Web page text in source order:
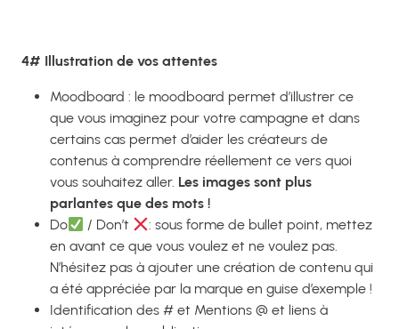
4# Illustration de vos attentes
Moodboard : le moodboard permet d’illustrer ce
que vous imaginez pour votre campagne et dans
certains cas permet d’aider les créateurs de
contenus à comprendre réellement ce vers quoi
vous souhaitez aller. Les images sont plus
parlantes que des mots !
Do
/ Don’t
: sous forme de bullet point, mettez
en avant ce que vous voulez et ne voulez pas.
N’hésitez pas à ajouter une création de contenu qui
a été appréciée par la marque en guise d’exemple !
Identification des # et Mentions @ et liens à